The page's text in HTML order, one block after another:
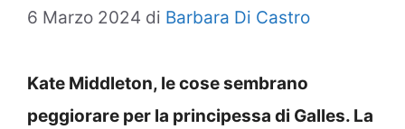
6 Marzo 2024 di Barbara Di Castro
Kate Middleton, le cose sembrano
peggiorare per la principessa di Galles. La